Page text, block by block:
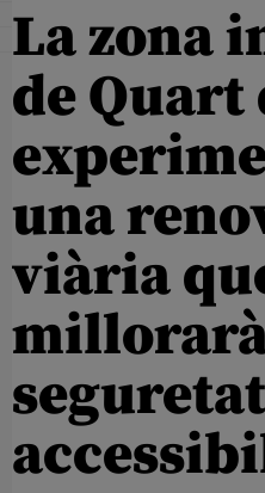
La zona
de Quart
una
viària